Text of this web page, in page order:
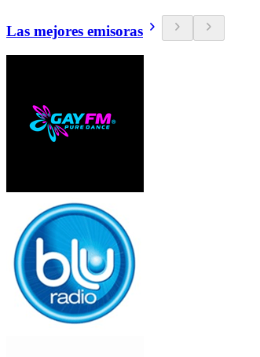
Las mejores emisoras